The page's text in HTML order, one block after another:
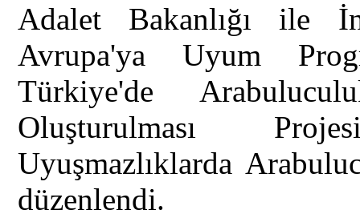
Adalet Bakanlığı ile
Avrupa'ya Uyum
Türkiye'de
Oluşturulması
Uyuşmazlıklarda
düzenlendi.